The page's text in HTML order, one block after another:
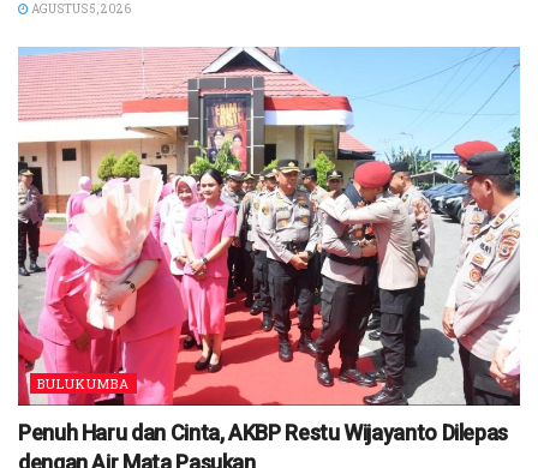
AGUSTUS 5, 2026
BULUKUMBA
Penuh Haru dan Cinta, AKBP Restu Wijayanto Dilepas